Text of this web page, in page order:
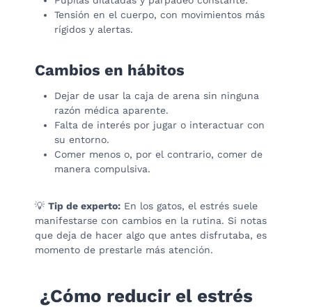
Tensión en el cuerpo, con movimientos más
rígidos y alertas.
Cambios en hábitos
Dejar de usar la caja de arena sin ninguna
razón médica aparente.
Falta de interés por jugar o interactuar con
su entorno.
Comer menos o, por el contrario, comer de
manera compulsiva.
💡 Tip de experto: En los gatos, el estrés suele
manifestarse con cambios en la rutina. Si notas
que deja de hacer algo que antes disfrutaba, es
momento de prestarle más atención.
¿Cómo reducir el estrés